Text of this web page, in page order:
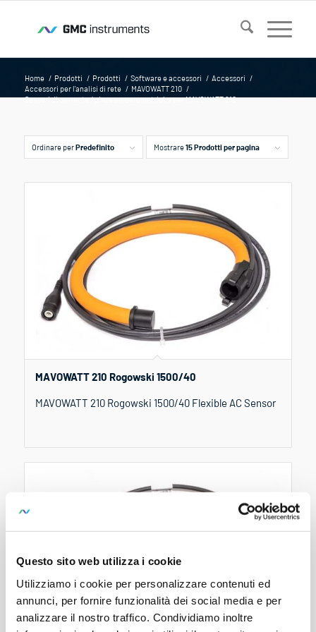
Questo sito web utilizza i cookie
Utilizziamo i cookie per personalizzare contenuti ed
annunci, per fornire funzionalità dei social media e per
analizzare il nostro traffico. Condividiamo inoltre
Home / Prodotti / Prodotti / Software e accessori / Accessori /
Accessori per l'analisi di rete / MAVOWATT 210 /
Sensori di corrente / pinze amperometriche per MAVOWATT 210
Ordinare perPredefinito Mostrare15 Prodotti per pagina
MAVOWATT 210 Rogowski 1500/40
MAVOWATT 210 Rogowski 1500/40 Flexible AC Sensor